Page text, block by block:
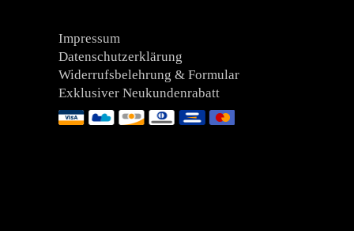
Impressum
Datenschutzerklärung
Widerrufsbelehrung & Formular
Exklusiver Neukundenrabatt